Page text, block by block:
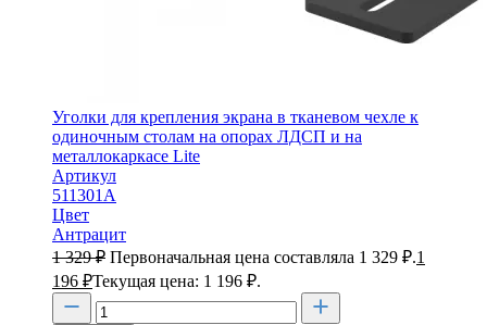
Уголки для крепления экрана в тканевом чехле к
одиночным столам на опорах ЛДСП и на
металлокаркасе Lite
Артикул
511301А
Цвет
Антрацит
1 329₽ Первоначальная цена составляла 1 329 ₽.1
196 ₽Текущая цена: 1 196 ₽.